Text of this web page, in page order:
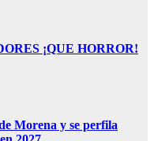
¡QUE HORROR!
Morena y se perfila